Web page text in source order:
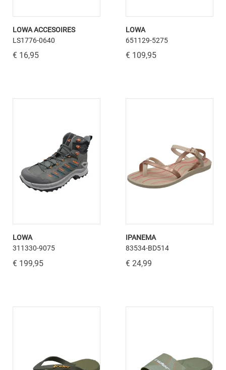
LOWA ACCESOIRES
LS1776-0640
€ 16,95
LOWA
651129-5275
€ 109,95
LOWA
311330-9075
€ 199,95
IPANEMA
83534-BD514
€ 24,99